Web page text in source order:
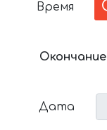
Время
Дата